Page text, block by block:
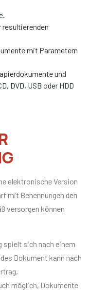
resultierenden
mit Parametern
und
DVD, USB oder HDD
elektronische Version
mit Benennungen den
versorgen können
spielt sich nach einem
Dokument kann nach
möglich, Dokumente